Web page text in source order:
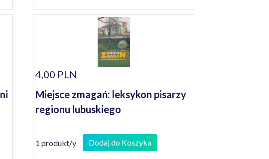
4,00 PLN
Miejsce zmagań: leksykon pisarzy
regionu lubuskiego
1 produkt/y Dodaj do Koszyka